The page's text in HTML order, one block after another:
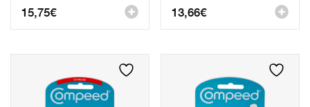
15,75€ 13,66€